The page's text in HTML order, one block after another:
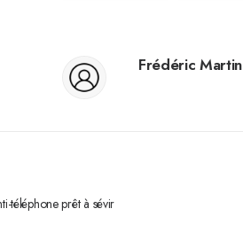
Frédéric Martin
téléphone prêt à sévir